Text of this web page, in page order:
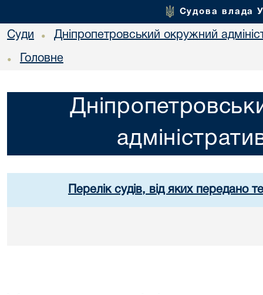
Судова влада
Суди • Дніпропетровський окружний
• Головне
Перелік судів, від яких передано